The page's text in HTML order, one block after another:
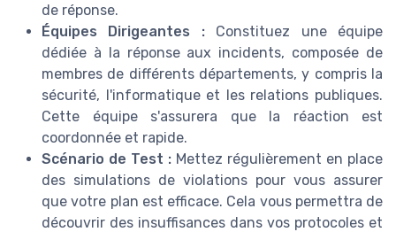
de réponse.
Équipes Dirigeantes :Constituez une équipe
dédiée à la réponse aux incidents, composée de
membres de différents départements, y compris la
sécurité, l'informatique et les relations publiques.
Cette équipe s'assurera que la réaction est
coordonnée et rapide.
Scénario de Test : Mettez régulièrement en place
des simulations de violations pour vous assurer
que votre plan est efficace. Cela vous permettra de
découvrir des insuffisances dans vos protocoles et